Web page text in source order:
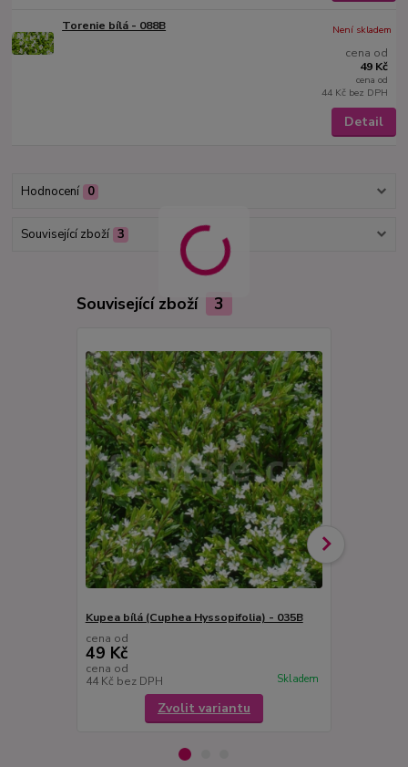
Torenie bílá - 088B
cena od
49 Kč
cena od
44 Kč bez DPH
Není skladem
Detail
Hodnocení 0
Související zboží 3
Související zboží 3
Kupea bílá (Cuphea Hyssopifolia) - 035B
cena od
49 Kč
cena od
44 Kč bez DPH Skladem
Zvolit variantu